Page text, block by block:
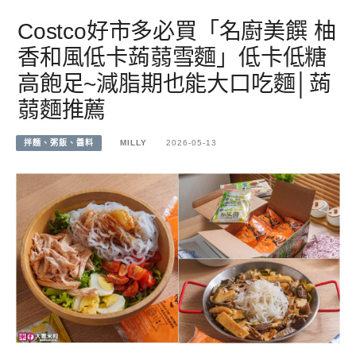
Costco好市多必買「名廚美饌 柚
香和風低卡蒟蒻雪麵」低卡低糖
高飽足~減脂期也能大口吃麵│蒟
蒻麵推薦
拌麵、粥飯、醬料 MILLY 2026-05-13